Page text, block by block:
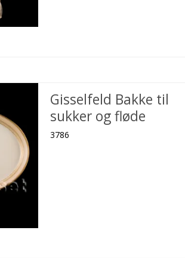
Gisselfeld Bakke til
sukker og fløde
3786